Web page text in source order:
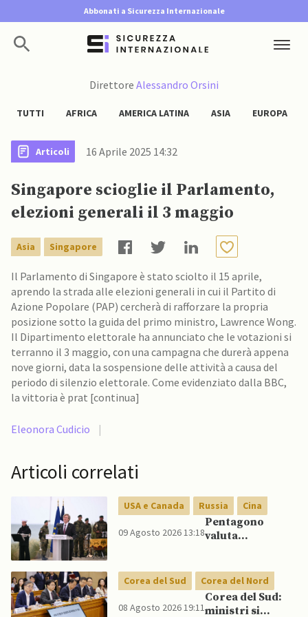
Abbonati a Sicurezza Internazionale
Direttore Alessandro Orsini
TUTTI AFRICA AMERICA LATINA ASIA EUROPA
Articoli 16 Aprile 2025 14:32
Singapore scioglie il Parlamento,
elezioni generali il 3 maggio
Asia Singapore
Il Parlamento di Singapore è stato sciolto il 15 aprile,
aprendo la strada alle elezioni generali in cui il Partito di
Azione Popolare (PAP) cercherà di rafforzare la propria
posizione sotto la guida del primo ministro, Lawrence Wong.
Il Dipartimento elettorale ha annunciato che le votazioni si
terranno il 3 maggio, con una campagna che durerà appena
nove giorni, data la sospensione delle attività a causa del
periodo di silenzio elettorale. Come evidenziato dalla BBC,
la vittoria è prat [continua]
Eleonora Cudicio |
Articoli correlati
USA e Canada Russia Cina
09 Agosto 2026 13:18
Pentagono
valuta
nucleare per
scoraggiare
Cina e Russia
Corea del Sud Corea del Nord
08 Agosto 2026 19:11
Corea del Sud:
ministri si